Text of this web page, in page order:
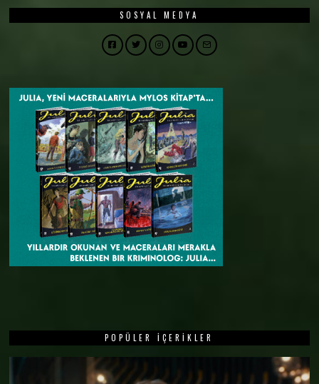
SOSYAL MEDYA
Facebook
TwitterInstagram
YouTubeEmail
POPÜLER İÇERIKLER